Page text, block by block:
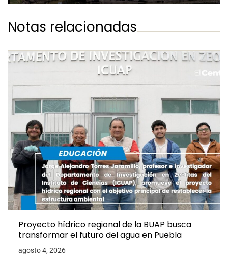
Notas relacionadas
Proyecto hídrico regional de la BUAP busca
transformar el futuro del agua en Puebla
agosto 4, 2026